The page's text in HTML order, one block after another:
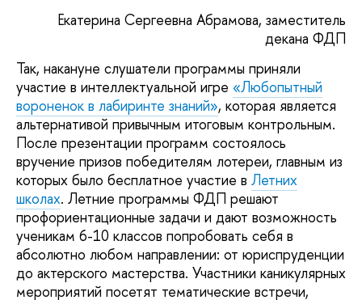
Екатерина Сергеевна Абрамова, заместитель
декана ФДП
Так, накануне слушатели программы приняли
участие в интеллектуальной игре «Любопытный
вороненок в лабиринте знаний», которая является
альтернативой привычным итоговым контрольным.
После презентации программ состоялось
вручение призов победителям лотереи, главным из
которых было бесплатное участие в Летних
школах. Летние программы ФДП решают
профориентационные задачи и дают возможность
ученикам 6-10 классов попробовать себя в
абсолютно любом направлении: от юриспруденции
до актерского мастерства. Участники каникулярных
мероприятий посетят тематические встречи,